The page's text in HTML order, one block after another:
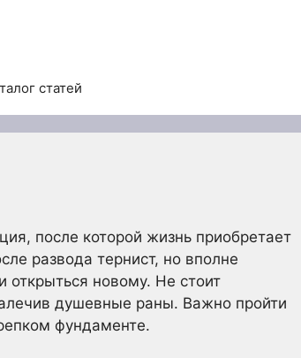
статей
после которой жизнь приобретает
развода тернист, но вполне
открыться новому. Не стоит
душевные раны. Важно пройти
фундаменте.